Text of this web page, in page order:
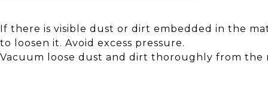
If there is visible dust or dirt embedded in the
to loosen it. Avoid excess pressure.
Vacuum loose dust and dirt thoroughly from the